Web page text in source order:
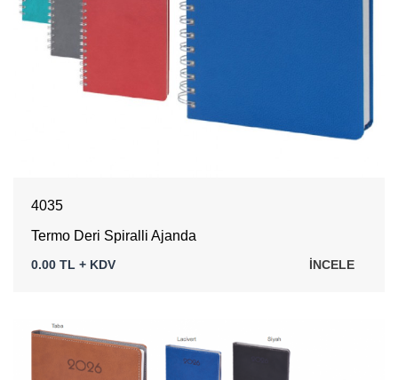
4035
Termo Deri Spiralli Ajanda
0.00 TL + KDV İNCELE